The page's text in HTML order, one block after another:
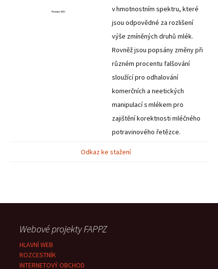
v hmotnostním spektru, které
jsou odpovědné za rozlišení
výše zmíněných druhů mlék.
Rovněž jsou popsány změny při
různém procentu falšování
sloužící pro odhalování
komerčních a neetických
manipulací s mlékem pro
zajištění korektnosti mléčného
potravinového řetězce.
Odkaz ke stažení
Webové projekty FAPPZ
HLAVNÍ WEB
ROZCESTNÍK
INTERNETOVÝ OBCHOD